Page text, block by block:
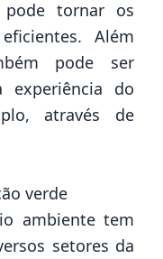
pode tornar os
Além
pode ser
experiência do
através de
verde
ambiente tem
setores da